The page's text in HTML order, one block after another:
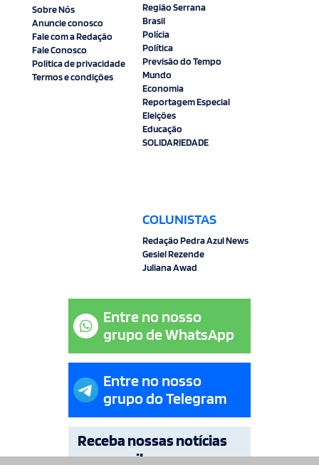
Sobre Nós
Anuncie conosco
Fale com a Redação
Fale Conosco
Politica de privacidade
Termos e condições
Região Serrana
Brasil
Polícia
Política
Previsão do Tempo
Mundo
Economia
Reportagem Especial
Eleições
Educação
SOLIDARIEDADE
COLUNISTAS
Redação Pedra Azul News
Gesiel Rezende
Juliana Awad
Entre no nosso
grupo de WhatsApp
Entre no nosso
grupo do Telegram
Receba nossas notícias
por e-mail